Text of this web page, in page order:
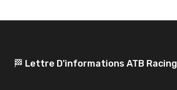
🏁 Lettre D'informations ATB Racing